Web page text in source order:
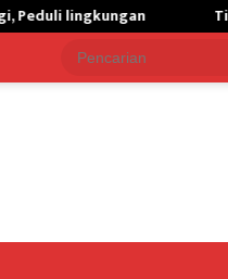
Tingkatkan Kualitas